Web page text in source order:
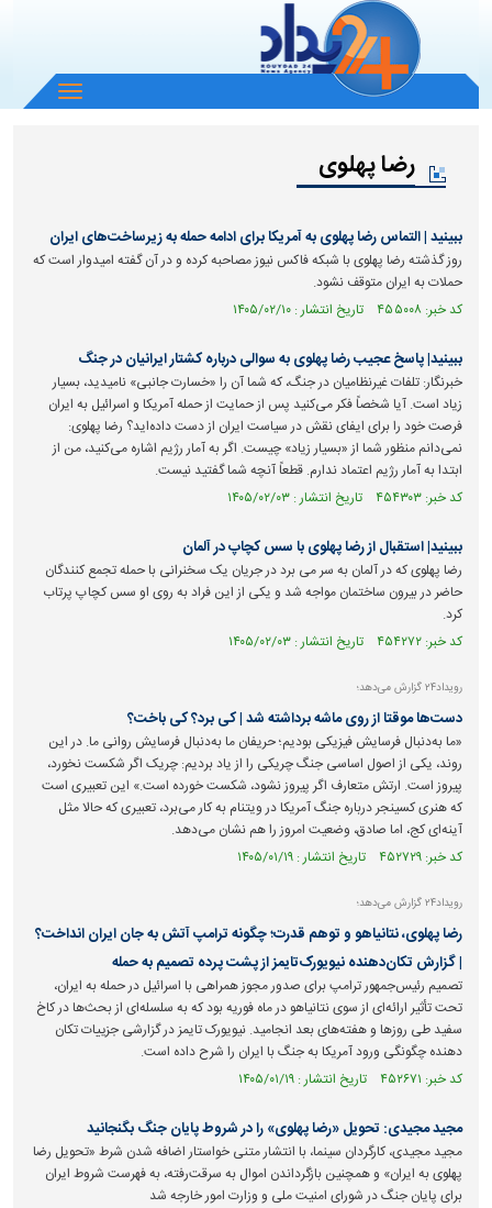
باز
و
رضا پهلوی
ببینید | التماس رضا پهلوی به آمریکا برای ادامه حمله به زیرساخت‌های ایران
روز گذشته رضا پهلوی با شبکه فاکس نیوز مصاحبه کرده و در آن گفته امیدوار است که
حملات به ایران متوقف نشود.
کد خبر: ۴۵۵۰۰۸ تاریخ انتشار : ۱۴۰۵/۰۲/۱۰
ببینید| پاسخ عجیب رضا پهلوی به سوالی درباره کشتار ایرانیان در جنگ
خبرنگار: تلفات غیرنظامیان در جنگ، که شما آن را «خسارت جانبی» نامیدید، بسیار
زیاد است. آیا شخصاً فکر می‌کنید پس از حمایت از حمله آمریکا و اسرائیل به ایران
فرصت خود را برای ایفای نقش در سیاست ایران از دست داده‌اید؟ رضا پهلوی:
نمی‌دانم منظور شما از «بسیار زیاد» چیست. اگر به آمار رژیم اشاره می‌کنید، من از
ابتدا به آمار رژیم اعتماد ندارم. قطعاً آنچه شما گفتید نیست.
کد خبر: ۴۵۴۳۰۳ تاریخ انتشار : ۱۴۰۵/۰۲/۰۳
ببینید| استقبال از رضا پهلوی با سس کچاپ در آلمان
رضا پهلوی که در آلمان به سر می برد در جریان یک سخنرانی با حمله تجمع کنندگان
حاضر در بیرون ساختمان مواجه شد و یکی از این فراد به روی او سس کچاپ پرتاب
کرد.
کد خبر: ۴۵۴۲۷۲ تاریخ انتشار : ۱۴۰۵/۰۲/۰۳
رویداد۲۴ گزارش می‌دهد؛
دست‌ها موقتا از روی ماشه برداشته شد | کی برد؟ کی باخت؟
«ما به‌دنبال فرسایش فیزیکی بودیم؛ حریفان ما به‌دنبال فرسایش روانی ما. در این
روند، یکی از اصول اساسی جنگ چریکی را از یاد بردیم: چریک اگر شکست نخورد،
پیروز است. ارتش متعارف اگر پیروز نشود، شکست خورده است.» این تعبیری است
که هنری کسینجر درباره جنگ آمریکا در ویتنام به کار می‌برد، تعبیری که حالا مثل
آینه‌ای کج، اما صادق، وضعیت امروز را هم نشان می‌دهد.
کد خبر: ۴۵۲۷۲۹ تاریخ انتشار : ۱۴۰۵/۰۱/۱۹
رویداد۲۴ گزارش می‌دهد؛
رضا پهلوی، نتانیاهو و توهم قدرت؛ چگونه ترامپ آتش به جان ایران انداخت؟
| گزارش تکان‌دهنده نیویورک‌تایمز از پشت پرده تصمیم به حمله
تصمیم رئیس‌جمهور ترامپ برای صدور مجوز همراهی با اسرائیل در حمله به ایران،
تحت تأثیر ارائه‌ای از سوی نتانیاهو در ماه فوریه بود که به سلسله‌ای از بحث‌ها در کاخ
سفید طی روز‌ها و هفته‌های بعد انجامید. نیویورک تایمز در گزارشی جزییات تکان
دهنده چگونگی ورود آمریکا به جنگ با ایران را شرح داده است.
کد خبر: ۴۵۲۶۷۱ تاریخ انتشار : ۱۴۰۵/۰۱/۱۹
مجید مجیدی: تحویل «رضا پهلوی» را در شروط پایان جنگ بگنجانید
مجید مجیدی، کارگردان سینما، با انتشار متنی خواستار اضافه شدن شرط «تحویل رضا
پهلوی به ایران» و همچنین بازگرداندن اموال به سرقت‌رفته، به فهرست شروط ایران
برای پایان جنگ در شورای امنیت ملی و وزارت امور خارجه شد